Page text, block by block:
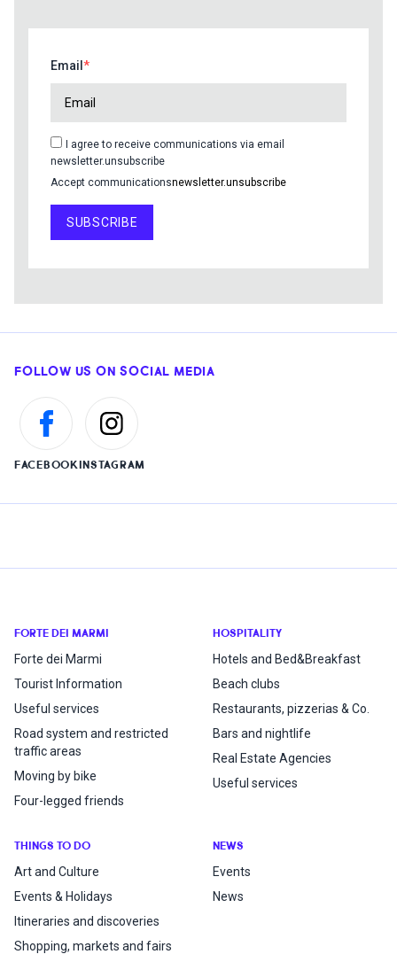
Email
I agree to receive communications via email
newsletter.unsubscribe
Accept communicationsnewsletter.unsubscribe
SUBSCRIBE
FOLLOW US ON SOCIAL MEDIA
FACEBOOKINSTAGRAM
FORTE DEI MARMI
Forte dei Marmi
Tourist Information
Useful services
Road system and restricted
traffic areas
Moving by bike
Four-legged friends
HOSPITALITY
Hotels and Bed&Breakfast
Beach clubs
Restaurants, pizzerias & Co.
Bars and nightlife
Real Estate Agencies
Useful services
THINGS TO DO
Art and Culture
Events & Holidays
Itineraries and discoveries
Shopping, markets and fairs
NEWS
Events
News